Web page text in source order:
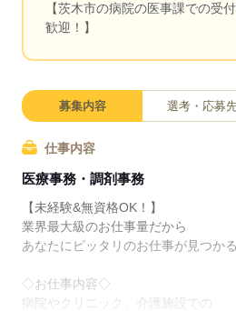
【茨木市の病院の医事課での受
歓迎！】
募集内容 選考・応募
仕事内容
医療事務・調剤事務
【未経験&無資格OK！】
業界最大級のお仕事量だから
あなたにピッタリのお仕事が見つか
◇お仕事内容◇
病院やクリニック、介護施設での